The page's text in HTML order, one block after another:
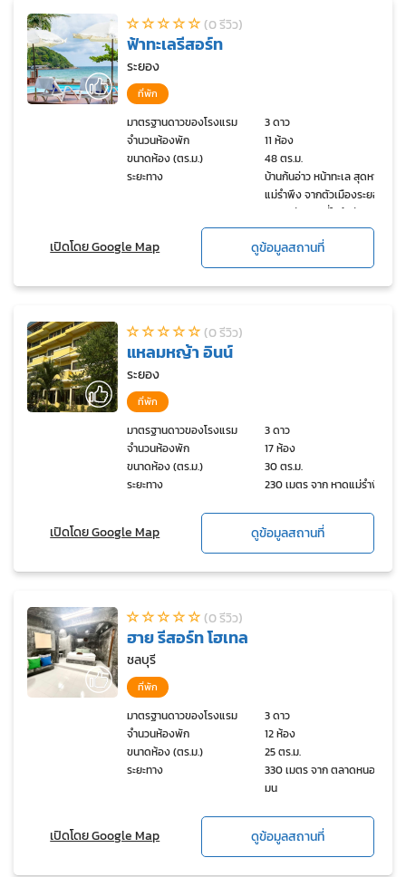
(0 รีวิว)
ฟ้าทะเลรีสอร์ท
ระยอง
ที่พัก
มาตรฐานดาวของโรงแรม
3 ดาว
จำนวนห้องพัก
11 ห้อง
ขนาดห้อง (ตร.ม.)
48 ตร.ม.
ระยะทาง
บ้านก้นอ่าว หน้าทะเล สุดหาด
แม่รำพึง จากตัวเมืองระยอง
20 นาที สถานที่ใกล้เคียง
ตลาดบ้านเพ ท่าเรือไปเกาะ
เสม็ด BigC พิพิธภัณธภัณฑ์
สัตว์น้ำ aquarium
เปิดโดย Google Map ดูข้อมูลสถานที่
(0 รีวิว)
แหลมหญ้า อินน์
ระยอง
ที่พัก
มาตรฐานดาวของโรงแรม
3 ดาว
จำนวนห้องพัก
17 ห้อง
ขนาดห้อง (ตร.ม.)
30 ตร.ม.
ระยะทาง
230 เมตร จาก หาดแม่รำพึง
เปิดโดย Google Map ดูข้อมูลสถานที่
(0 รีวิว)
ฮาย รีสอร์ท โฮเทล
ชลบุรี
ที่พัก
มาตรฐานดาวของโรงแรม
3 ดาว
จำนวนห้องพัก
12 ห้อง
ขนาดห้อง (ตร.ม.)
25 ตร.ม.
ระยะทาง
330 เมตร จาก ตลาดหนอง
มน
เปิดโดย Google Map ดูข้อมูลสถานที่